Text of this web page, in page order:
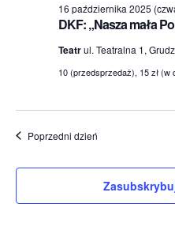
DKF: „Nasza mała
16 października 2025
Teatrul. Teatralna 1,
10 (przedsprzedaż), 15 zł (w
Poprzedni dzień